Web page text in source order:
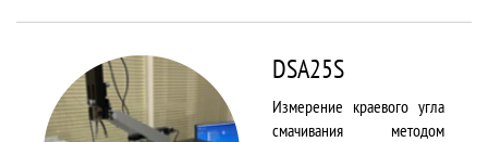
DSA25S
Измерение краевого угла
смачивания методом